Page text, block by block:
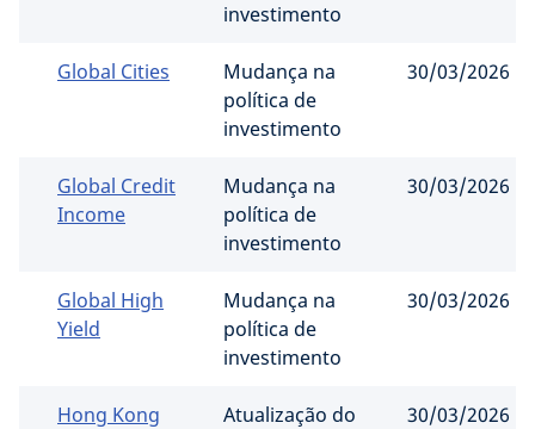
investimento
Global Cities
Mudança na
política de
investimento
30/03/2026
Global Credit
Income
Mudança na
política de
investimento
30/03/2026
Global High
Yield
Mudança na
política de
investimento
30/03/2026
Hong Kong
Atualização do
30/03/2026